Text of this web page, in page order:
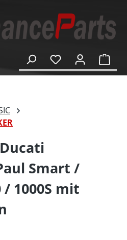
Smart /
/ 1000S mit